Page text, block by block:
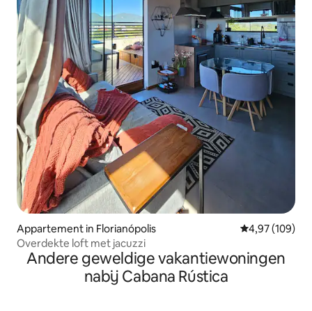
Appartement in Florianópolis Gemiddelde
4,97 (109)
Overdekte loft met jacuzzi
Andere geweldige vakantiewoningen
nabij Cabana Rústica